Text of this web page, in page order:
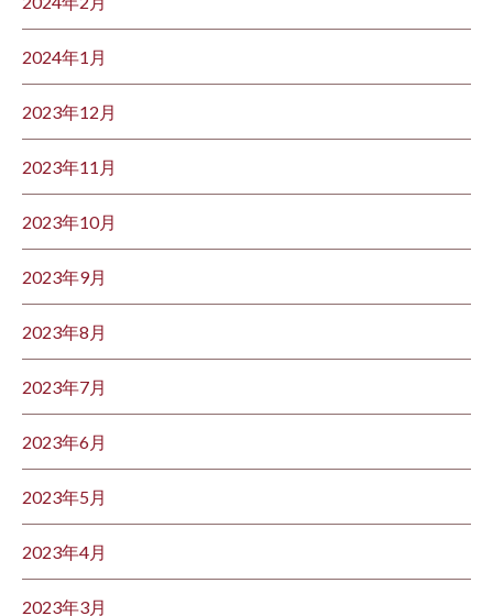
2024年1月
2023年12月
2023年11月
2023年10月
2023年9月
2023年8月
2023年7月
2023年6月
2023年5月
2023年4月
2023年3月